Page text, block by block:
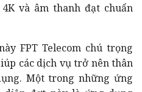
và âm thanh đạt chuẩn
FPT Telecom chú trọng
các dịch vụ trở nên thân
Một trong những ứng